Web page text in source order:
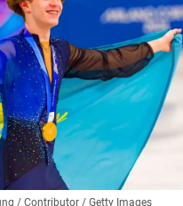
/ Contributor / Getty Images